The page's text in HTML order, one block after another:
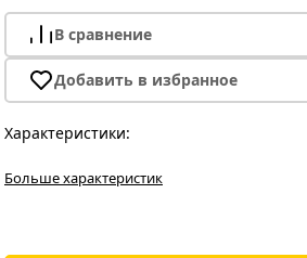
В сравнение
Добавить в избранное
Характеристики:
Больше характеристик